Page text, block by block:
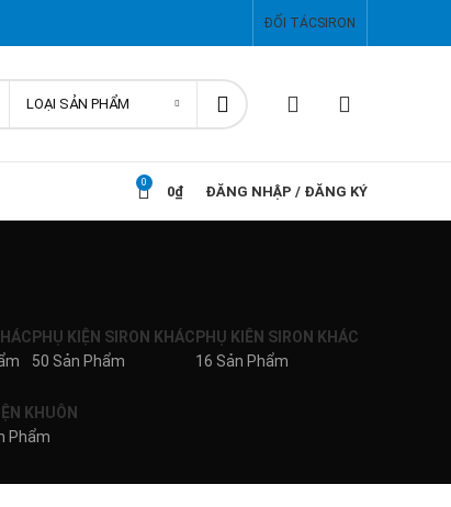
ĐỐI TÁCSIRON
LOẠI SẢN PHẨM
0
0₫ ĐĂNG NHẬP / ĐĂNG KÝ
PHỤ KIỆN SIRON KHÁC
50 Sản Phẩm
PHỤ KIÊN SIRON KHÁC
16 Sản Phẩm
KHUÔN
Phẩm